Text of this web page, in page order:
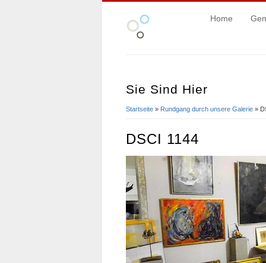
Home
Sie Sind Hier
Startseite » Rundgang durch unsere Galerie »
DSCI 1144